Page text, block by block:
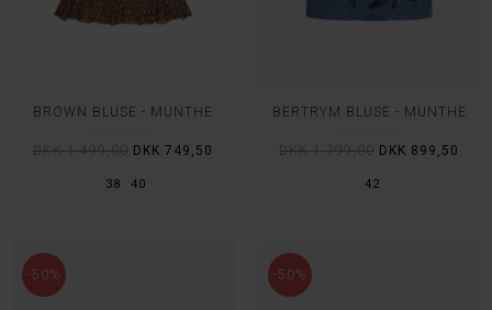
38 40
BROWN BLUSE - MUNTHE
DKK 1.499,00 DKK 749,50
42
BERTRYM BLUSE - MUNTHE
DKK 1.799,00 DKK 899,50
-50% -50%